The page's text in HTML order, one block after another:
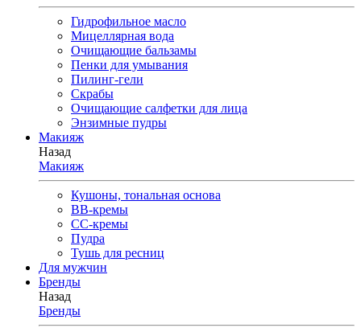
Гидрофильное масло
Мицеллярная вода
Очищающие бальзамы
Пенки для умывания
Пилинг-гели
Скрабы
Очищающие салфетки для лица
Энзимные пудры
Макияж
Назад
Макияж
Кушоны, тональная основа
BB-кремы
CC-кремы
Пудра
Тушь для ресниц
Для мужчин
Бренды
Назад
Бренды